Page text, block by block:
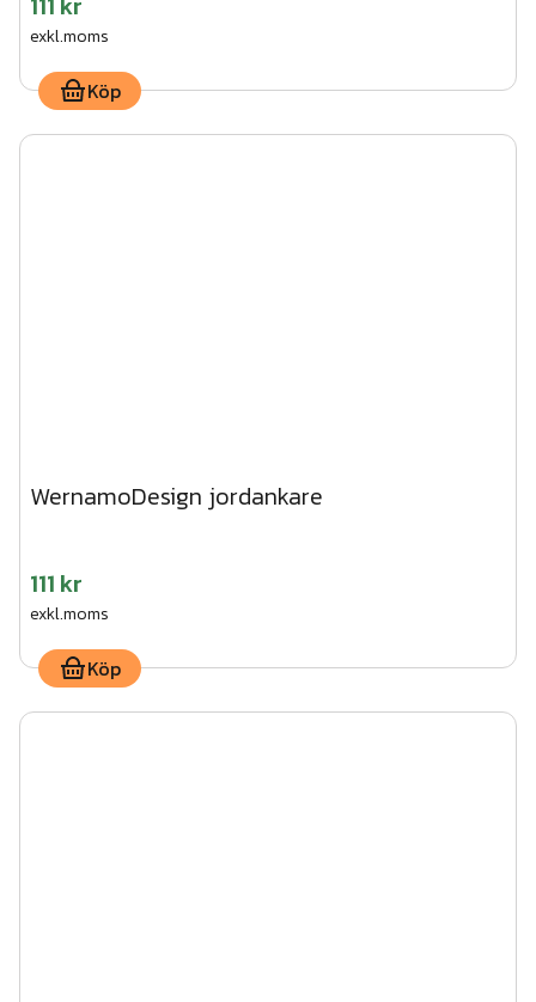
exkl.moms
Köp
WernamoDesign jordankare
111 kr
exkl.moms
Köp